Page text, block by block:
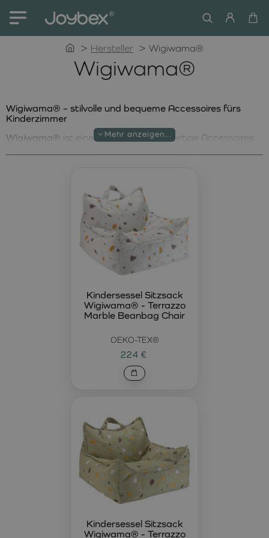
Wigiwama®
homeHersteller Wigiwama®
Wigiwama® – stilvolle und bequeme Accessoires fürs
Kinderzimmer
Wigiwama® ist eine Marke, die hochwertige Accessoires
und sind somit sicher für Kinder und die Umwelt. Im
Sortiment von Wigiwama® finden Sie stilvolle Sitzsäcke,
Kissen und multifunktionale Möbel, die eine gemütliche
Atmosphäre ins Kinderzimmer bringen.
Wigiwama® Terrazzo Sand Sitzsack – Komfort und
Wigiwama® Terrazzo Sand Sitzsack
luxuriöser Sitzsack, der maximalen Komfort mit stilvollem
Design vereint. Hergestellt aus angenehmem und
Kinderzimmer als auch ins Wohnzimmer. Die weiche
Füllung passt sich perfekt der Körperform an und sorgt für
Gönnen Sie Ihren Kindern zusätzlichen Komfort mit dem
Wigiwama® Marshmallow Rollkissen
zylinderförmige Kissen eignet sich ideal zum Anlehnen,
Spielen oder Entspannen. Mit seinem sanften Bezug und
der hochwertigen Füllung bietet es hohen Komfort und
ergänzt stilvoll jedes Kinderzimmer.
OEKO-TEX®
Kindersessel Sitzsack
Wigiwama® - Terrazzo
Marble Beanbag Chair
224 €
Kindersessel Sitzsack
Wigiwama® - Terrazzo